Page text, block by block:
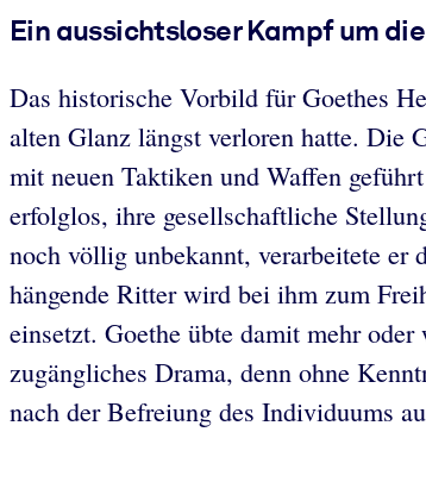
Ein aussichtsloser Kampf um
Das historische Vorbild für Goethes
alten Glanz längst verloren hatte. Die
mit neuen Taktiken und Waffen
erfolglos, ihre gesellschaftliche
noch völlig unbekannt, verarbeitete er
hängende Ritter wird bei ihm zum
einsetzt. Goethe übte damit mehr
zugängliches Drama, denn ohne
nach der Befreiung des Individuums